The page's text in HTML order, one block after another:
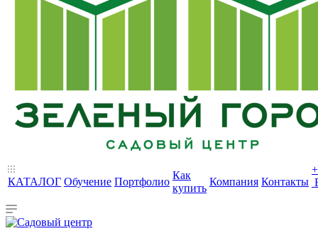
КАТАЛОГ Обучение Портфолио
Как
купить
Компания Контакты
+